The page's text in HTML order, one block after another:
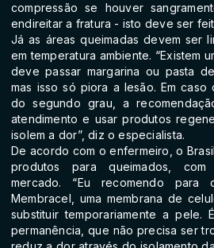
compressão se houver
endireitar a fratura - isto deve ser
Já as áreas queimadas devem ser
em temperatura ambiente. “Existem
deve passar margarina ou pasta
mas isso só piora a lesão. Em caso
do segundo grau, a
atendimento e usar produtos
isolem a dor”, diz o especialista.
De acordo com o enfermeiro, o
produtos para queimados,
mercado. “Eu recomendo para
Membracel, uma membrana de
substituir temporariamente a pele.
permanência, que não precisa ser